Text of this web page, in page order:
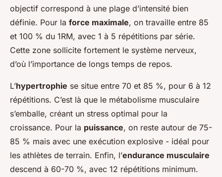
objectif correspond à une plage d’intensité bien
définie. Pour la force maximale, on travaille entre 85
et 100 % du 1RM, avec 1 à 5 répétitions par série.
Cette zone sollicite fortement le système nerveux,
d’où l’importance de longs temps de repos.
L’hypertrophie se situe entre 70 et 85 %, pour 6 à 12
répétitions. C’est là que le métabolisme musculaire
s’emballe, créant un stress optimal pour la
croissance. Pour la puissance, on reste autour de 75-
85 % mais avec une exécution explosive - idéal pour
les athlètes de terrain. Enfin, l’endurance musculaire
descend à 60-70 %, avec 12 répétitions minimum.